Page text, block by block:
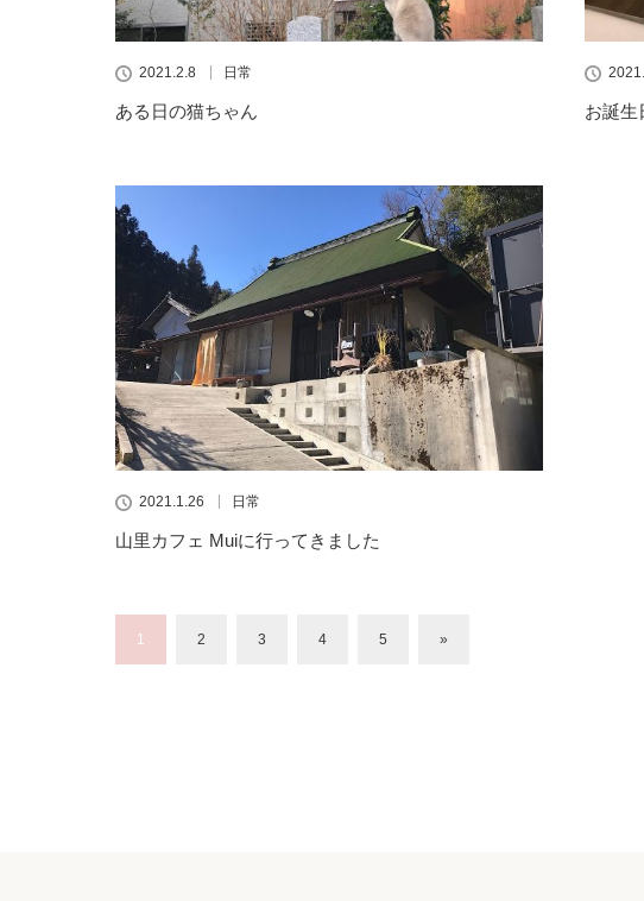
2021.2.8 日常
ある日の猫ちゃん お誕生
2021.1.26 日常
山里カフェ Muiに行ってきました
1 2 3 4 5 »